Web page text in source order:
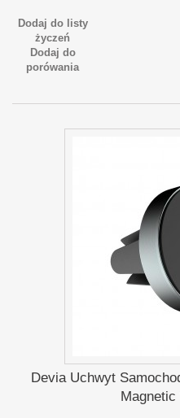
Dodaj do listy
życzeń
Dodaj do
porówania
Devia Uchwyt
Magnetic